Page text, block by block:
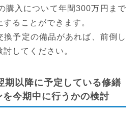
購入について年間300万円まで
ることができます。
換予定の備品があれば、前倒し
してください。
期以降に予定している修繕
今期中に行うかの検討